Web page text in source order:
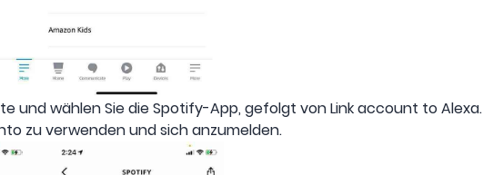
und wählen Sie die Spotify-App, gefolgt von Link account to Alexa.
zu verwenden und sich anzumelden.